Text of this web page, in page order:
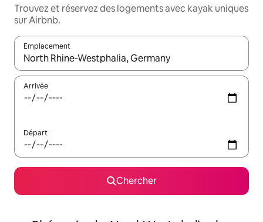
Trouvez et réservez des logements avec kayak uniques
sur Airbnb.
Emplacement
Quand les résultats sont affichés, parcourez-les en utilisant
Arrivée
Départ
Chercher